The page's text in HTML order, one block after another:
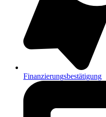
Finanzierungsbestätigung